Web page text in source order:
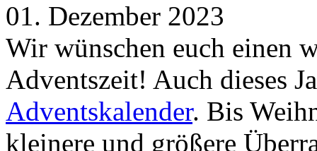
01. Dezember 2023
Wir wünschen euch einen
Adventszeit! Auch dieses
Adventskalender. Bis
kleinere und größere